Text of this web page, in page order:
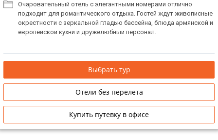
Очаровательный отель с элегантными номерами отлично
подходит для романтического отдыха. Гостей ждут живописные
окрестности с зеркальной гладью бассейна, блюда армянской и
европейской кухни и дружелюбный персонал.
Выбрать тур
Отели без перелета
Купить путевку в офисе